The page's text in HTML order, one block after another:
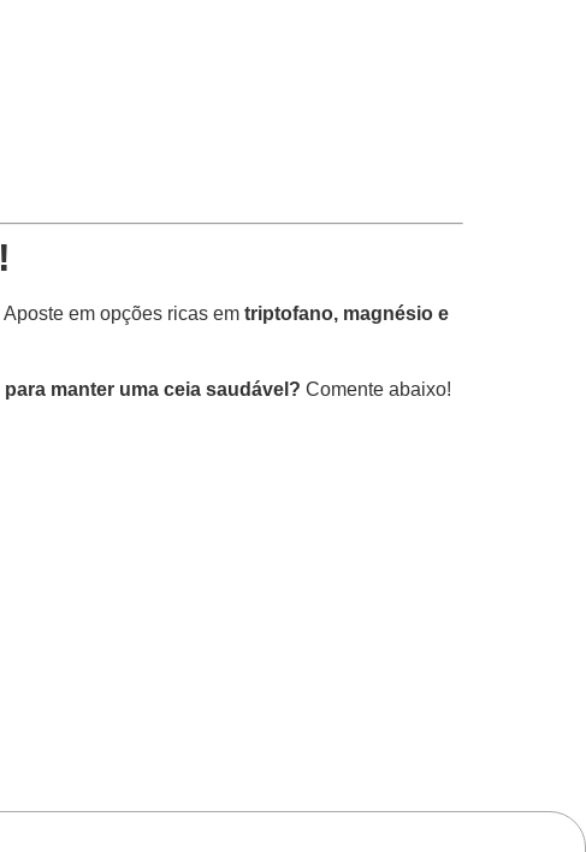
Aposte em opções ricas em triptofano, magnésio e
manter uma ceia saudável? Comente abaixo!